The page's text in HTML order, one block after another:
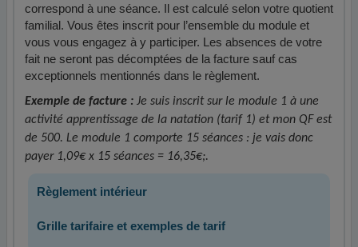
correspond à une séance. Il est calculé selon votre quotient
familial. Vous êtes inscrit pour l’ensemble du module et
vous vous engagez à y participer. Les absences de votre
fait ne seront pas décomptées de la facture sauf cas
exceptionnels mentionnés dans le règlement.
Exemple de facture :Je suis inscrit sur le module 1 à une
activité apprentissage de la natation (tarif 1) et mon QF est
de 500. Le module 1 comporte 15 séances : je vais donc
payer 1,09€ x 15 séances = 16,35€;.
Règlement intérieur
Grille tarifaire et exemples de tarif